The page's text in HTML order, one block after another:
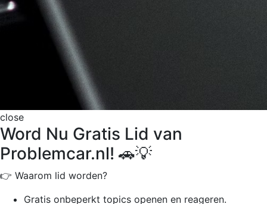
close
Word Nu Gratis Lid van
Problemcar.nl! 🚗💡
👉 Waarom lid worden?
Gratis onbeperkt topics openen en reageren.